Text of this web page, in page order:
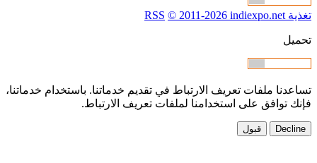
خدماتنا،